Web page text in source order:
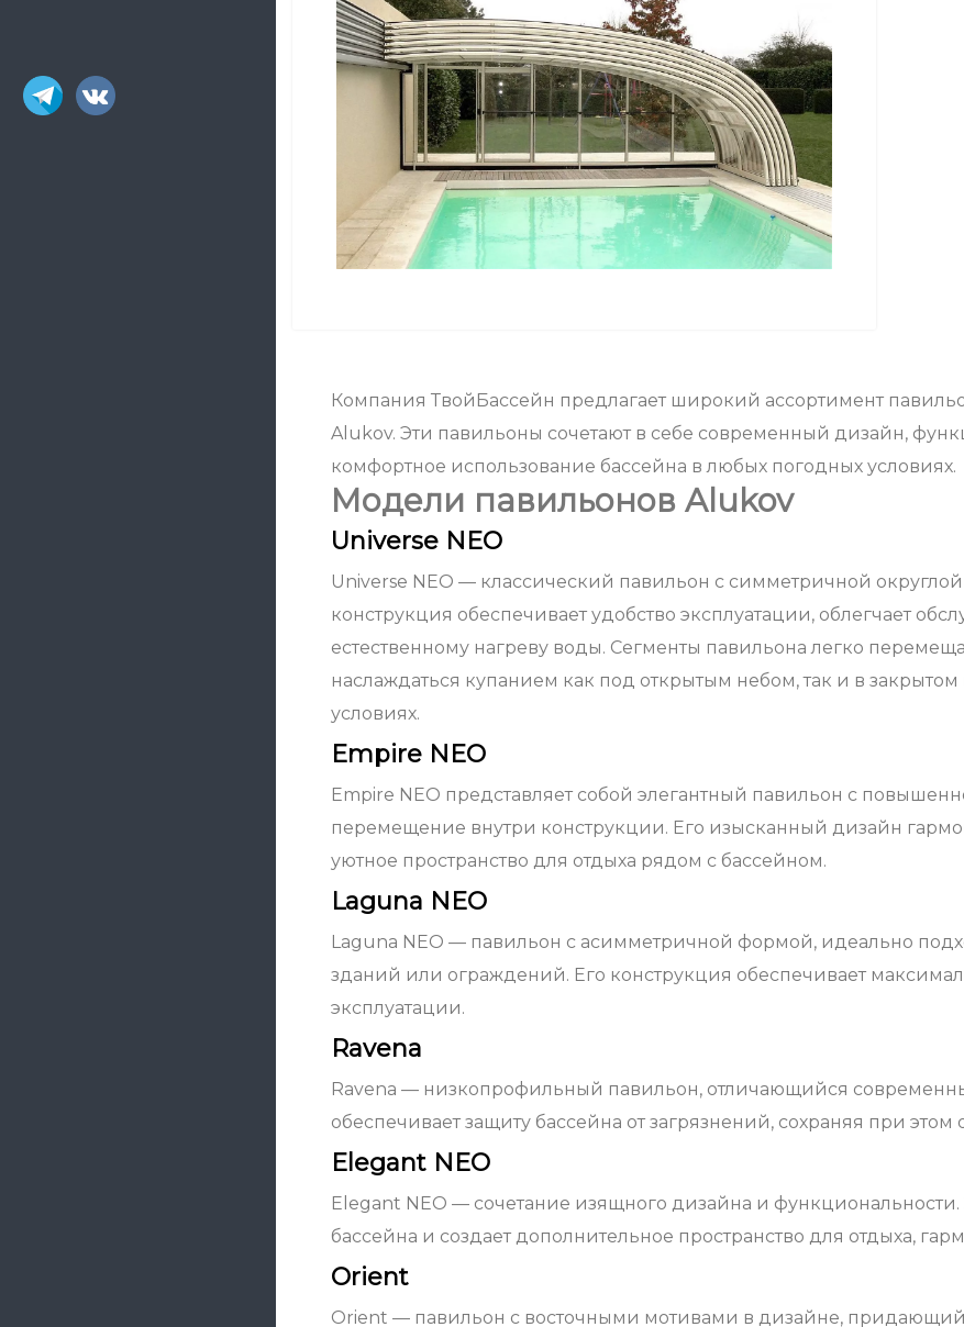
Компания ТвойБассейн предлагает широкий ассортимент
Alukov. Эти павильоны сочетают в себе современный дизайн,
комфортное использование бассейна в любых погодных условиях.
Модели павильонов Alukov
Universe NEO
Universe NEO — классический павильон с симметричной
конструкция обеспечивает удобство эксплуатации, облегчает
естественному нагреву воды. Сегменты павильона легко
наслаждаться купанием как под открытым небом, так и в
условиях.
Empire NEO
Empire NEO представляет собой элегантный павильон с
перемещение внутри конструкции. Его изысканный дизайн
уютное пространство для отдыха рядом с бассейном.
Laguna NEO
Laguna NEO — павильон с асимметричной формой, идеально
зданий или ограждений. Его конструкция обеспечивает
эксплуатации.
Ravena
Ravena — низкопрофильный павильон, отличающийся
обеспечивает защиту бассейна от загрязнений, сохраняя при
Elegant NEO
Elegant NEO — сочетание изящного дизайна и
бассейна и создает дополнительное пространство для отдыха,
Orient
Orient — павильон с восточными мотивами в дизайне, придающий